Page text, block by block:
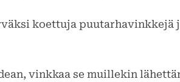
koettuja puutarhavinkkejä
vinkkaa se muillekin